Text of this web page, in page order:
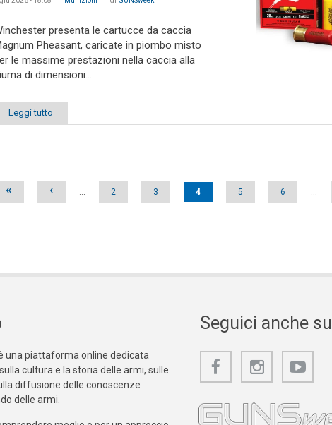
presenta le cartucce da caccia
Pheasant, caricate in piombo misto
le massime prestazioni nella caccia alla
di dimensioni...
Leggi tutto
« ‹ … 2 3 4 5 6 …
una piattaforma online dedicata
cultura e la storia delle armi, sulle
diffusione delle conoscenze
delle armi.
Seguici anche su